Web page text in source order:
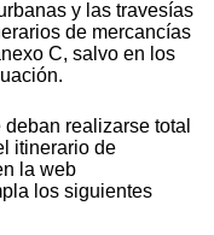
y las travesías
de mercancías
C, salvo en los
realizarse total
itinerario de
la web
los siguientes